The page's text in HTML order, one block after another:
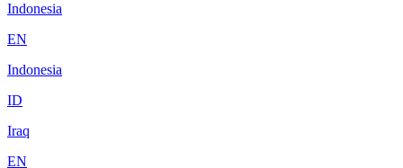
Indonesia
EN
Indonesia
ID
Iraq
EN